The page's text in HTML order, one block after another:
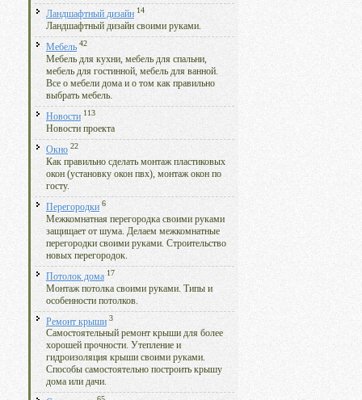
Ландшафтный дизайн 14
Ландшафтный дизайн своими руками.
Мебель 42
Мебель для кухни, мебель для спальни,
мебель для гостинной, мебель для ванной.
Все о мебели дома и о том как правильно
выбрать мебель.
Новости 113
Новости проекта
Окно 22
Как правильно сделать монтаж пластиковых
окон (установку окон пвх), монтаж окон по
госту.
Перегородки 6
Межкомнатная перегородка своими руками
защищает от шума. Делаем межкомнатные
перегородки своими руками. Строительство
новых перегородок.
Потолок дома 17
Монтаж потолка своими руками. Типы и
особенности потолков.
Ремонт крыши 3
Самостоятельный ремонт крыши для более
хорошей прочности. Утепление и
гидроизоляция крыши своими руками.
Способы самостоятельно построить крышу
дома или дачи.